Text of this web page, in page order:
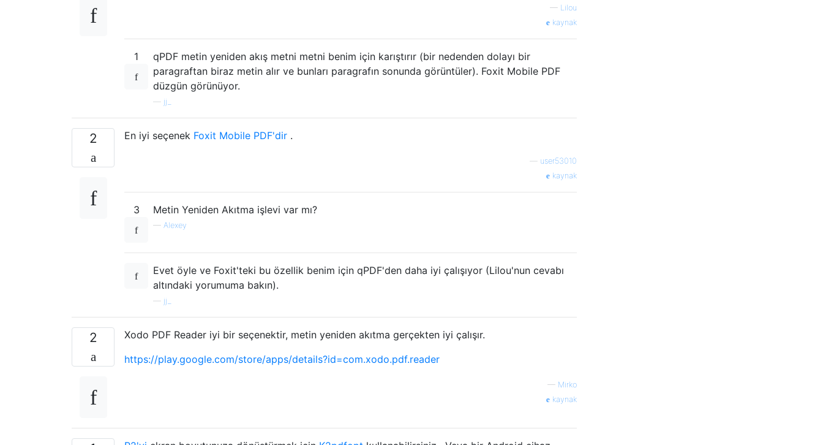
— Lilou
kaynak
1
qPDF metin yeniden akış metni metni benim için karıştırır (bir nedenden dolayı bir
paragraftan biraz metin alır ve bunları paragrafın sonunda görüntüler). Foxit Mobile PDF
düzgün görünüyor.
jj_
2 En iyi seçenek Foxit Mobile PDF'dir .
user53010
kaynak
3 Metin Yeniden Akıtma işlevi var mı?
— Alexey
Evet öyle ve Foxit'teki bu özellik benim için qPDF'den daha iyi çalışıyor (Lilou'nun cevabı
altındaki yorumuma bakın).
jj_
2
Xodo PDF Reader iyi bir seçenektir, metin yeniden akıtma gerçekten iyi çalışır.
https://play.google.com/store/apps/details?id=com.xodo.pdf.reader
— Mirko
kaynak